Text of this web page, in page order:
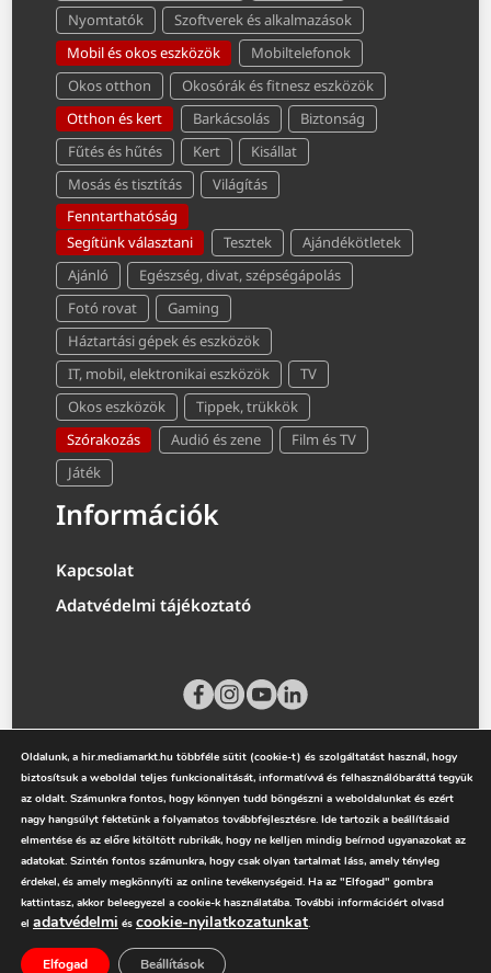
Nyomtatók
Szoftverek és alkalmazások
Mobil és okos eszközök
Mobiltelefonok
Okos otthon
Okosórák és fitnesz eszközök
Otthon és kert
Barkácsolás
Biztonság
Fűtés és hűtés
Kert
Kisállat
Mosás és tisztítás
Világítás
Fenntarthatóság
Segítünk választani
Tesztek
Ajándékötletek
Ajánló
Egészség, divat, szépségápolás
Fotó rovat
Gaming
Háztartási gépek és eszközök
IT, mobil, elektronikai eszközök
TV
Okos eszközök
Tippek, trükkök
Szórakozás
Audió és zene
Film és TV
Játék
Információk
Kapcsolat
Adatvédelmi tájékoztató
mediamarkt.hu
Oldalunk, a hir.mediamarkt.hu többféle sütit (cookie-t) és szolgáltatást használ, hogy
biztosítsuk a weboldal teljes funkcionalitását, informatívvá és felhasználóbaráttá tegyük
az oldalt. Számunkra fontos, hogy könnyen tudd böngészni a weboldalunkat és ezért
nagy hangsúlyt fektetünk a folyamatos továbbfejlesztésre. Ide tartozik a beállításaid
elmentése és az előre kitöltött rubrikák, hogy ne kelljen mindig beírnod ugyanazokat az
adatokat. Szintén fontos számunkra, hogy csak olyan tartalmat láss, amely tényleg
érdekel, és amely megkönnyíti az online tevékenységeid. Ha az "Elfogad" gombra
kattintasz, akkor beleegyezel a cookie-k használatába. További információért olvasd
el adatvédelmi és cookie-nyilatkozatunkat.
Elfogad Beállítások